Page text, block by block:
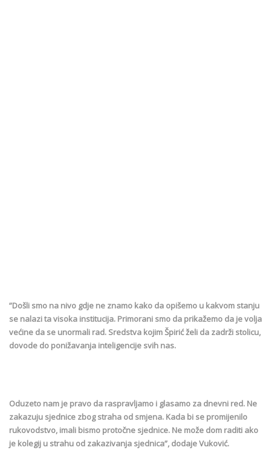
”Došli smo na nivo gdje ne znamo kako da opišemo u kakvom stanju
se nalazi ta visoka institucija. Primorani smo da prikažemo da je volja
većine da se unormali rad. Sredstva kojim Špirić želi da zadrži stolicu,
dovode do ponižavanja inteligencije svih nas.
Oduzeto nam je pravo da raspravljamo i glasamo za dnevni red. Ne
zakazuju sjednice zbog straha od smjena. Kada bi se promijenilo
rukovodstvo, imali bismo protočne sjednice. Ne može dom raditi ako
je kolegij u strahu od zakazivanja sjednica”, dodaje Vuković.